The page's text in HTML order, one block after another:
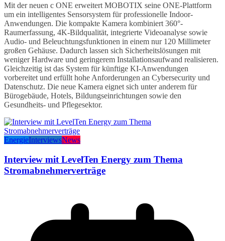
Mit der neuen c ONE erweitert MOBOTIX seine ONE-Plattform
um ein intelligentes Sensorsystem für professionelle Indoor-
Anwendungen. Die kompakte Kamera kombiniert 360°-
Raumerfassung, 4K-Bildqualität, integrierte Videoanalyse sowie
Audio- und Beleuchtungsfunktionen in einem nur 120 Millimeter
großen Gehäuse. Dadurch lassen sich Sicherheitslösungen mit
weniger Hardware und geringerem Installationsaufwand realisieren.
Gleichzeitig ist das System für künftige KI-Anwendungen
vorbereitet und erfüllt hohe Anforderungen an Cybersecurity und
Datenschutz. Die neue Kamera eignet sich unter anderem für
Bürogebäude, Hotels, Bildungseinrichtungen sowie den
Gesundheits- und Pflegesektor.
EnergieInterviewsNews
Interview mit LevelTen Energy zum Thema
Stromabnehmerverträge